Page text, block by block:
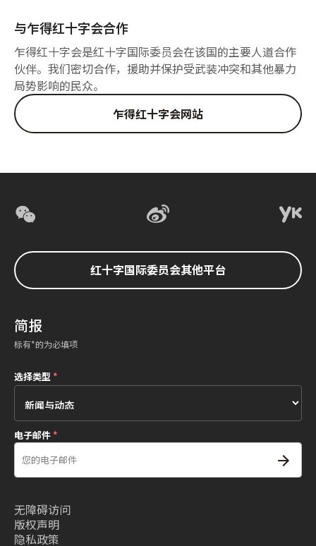
与乍得红十字会合作
乍得红十字会是红十字国际委员会在该国的主要人道合作
伙伴。我们密切合作，援助并保护受武装冲突和其他暴力
局势影响的民众。
乍得红十字会网站
红十字国际委员会其他平台
简报
标有*的为必填项
选择类型*
电子邮件*
无障碍访问
版权声明
隐私政策